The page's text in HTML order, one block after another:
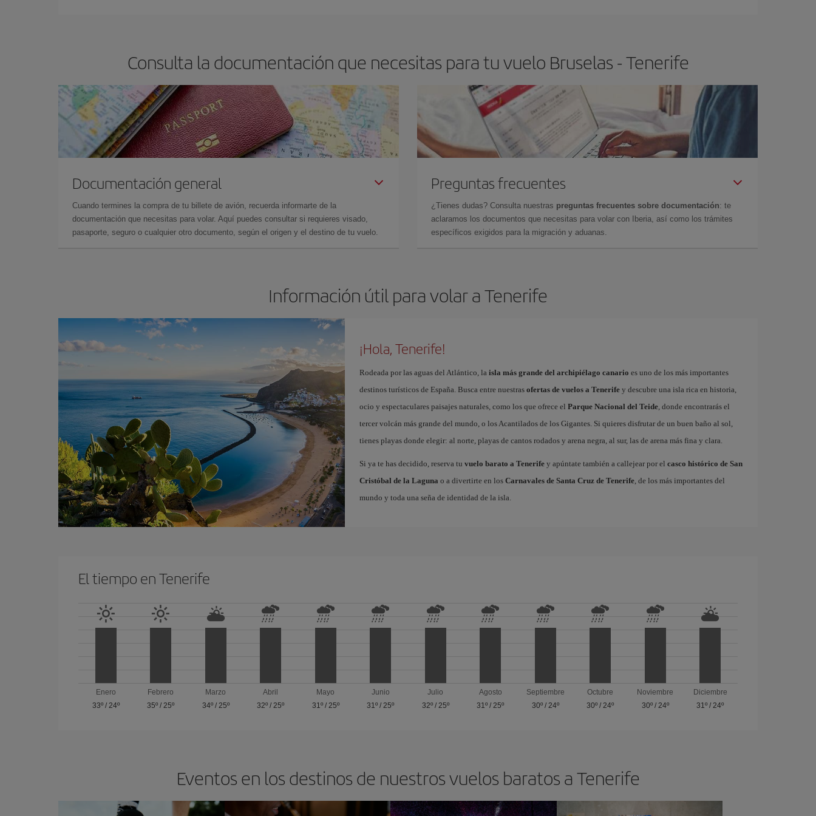
Consulta la documentación que necesitas para tu vuelo Bruselas - Tenerife
Documentación general
Cuando termines la compra de tu billete de avión, recuerda informarte de la
documentación que necesitas para volar. Aquí puedes consultar si requieres visado,
pasaporte, seguro o cualquier otro documento, según el origen y el destino de tu vuelo.
Preguntas frecuentes
¿Tienes dudas? Consulta nuestras preguntas frecuentes sobre documentación: te
aclaramos los documentos que necesitas para volar con Iberia, así como los trámites
específicos exigidos para la migración y aduanas.
Información útil para volar a Tenerife
¡Hola, Tenerife!
Rodeada por las aguas del Atlántico, la isla más grande del archipiélago canario es uno de los más importantes
destinos turísticos de España. Busca entre nuestras ofertas de vuelos a Tenerifey descubre una isla rica en historia,
ocio y espectaculares paisajes naturales, como los que ofrece el Parque Nacional del Teide, donde encontrarás el
tercer volcán más grande del mundo, o los Acantilados de los Gigantes. Si quieres disfrutar de un buen baño al sol,
tienes playas donde elegir: al norte, playas de cantos rodados y arena negra, al sur, las de arena más fina y clara.
Si ya te has decidido, reserva tu vuelo barato a Tenerifey apúntate también a callejear por el casco histórico de San
Cristóbal de la Laguna o a divertirte en los Carnavales de Santa Cruz de Tenerife, de los más importantes del
mundo y toda una seña de identidad de la isla.
El tiempo en Tenerife
Enero
33º/ 24º
Febrero
35º /25º
Marzo
34º/ 25º
Abril
32º /25º
Mayo
31º/ 25º
Junio
31º /25º
Julio
32º/ 25º
Agosto
31º /25º
Septiembre
30º/ 24º
Octubre
30º /24º
Noviembre
30º/ 24º
Diciembre
31º /24º
Eventos en los destinos de nuestros vuelos baratos a Tenerife